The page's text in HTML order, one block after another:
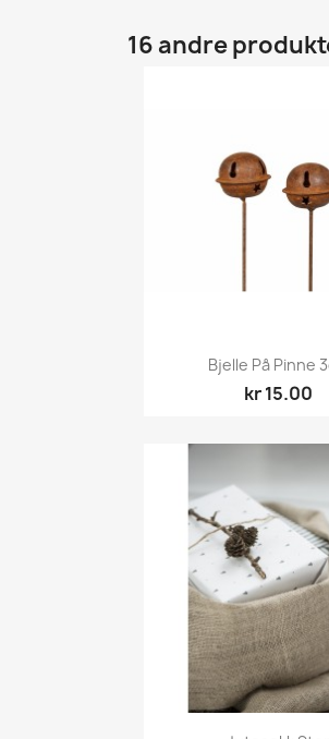
16 andre

Bjelle På Pinne
kr 15.00